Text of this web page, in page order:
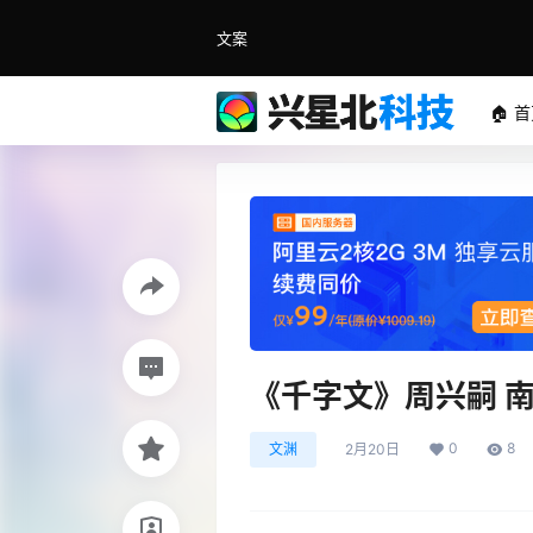
文案
🏠
《千字文》周兴嗣
文渊 2月20日 0 8